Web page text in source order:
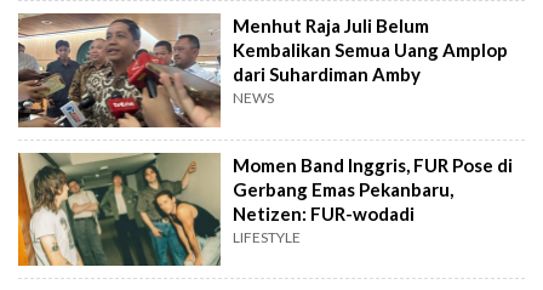
Menhut Raja Juli Belum
Kembalikan Semua Uang Amplop
dari Suhardiman Amby
NEWS
Momen Band Inggris, FUR Pose di
Gerbang Emas Pekanbaru,
Netizen: FUR-wodadi
LIFESTYLE